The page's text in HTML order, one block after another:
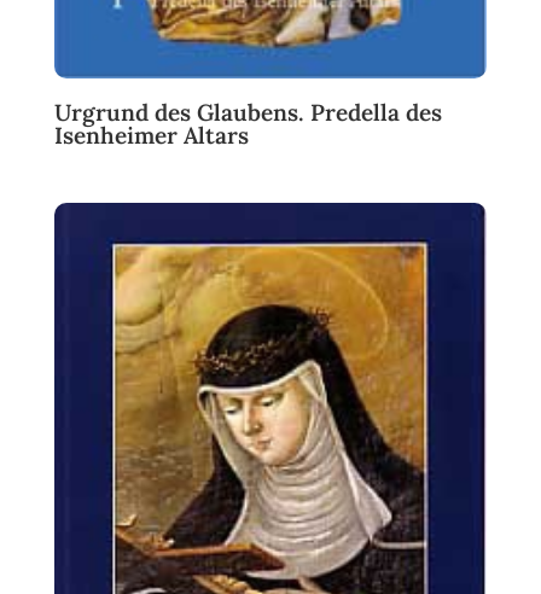
Urgrund des Glaubens. Predella des
Isenheimer Altars